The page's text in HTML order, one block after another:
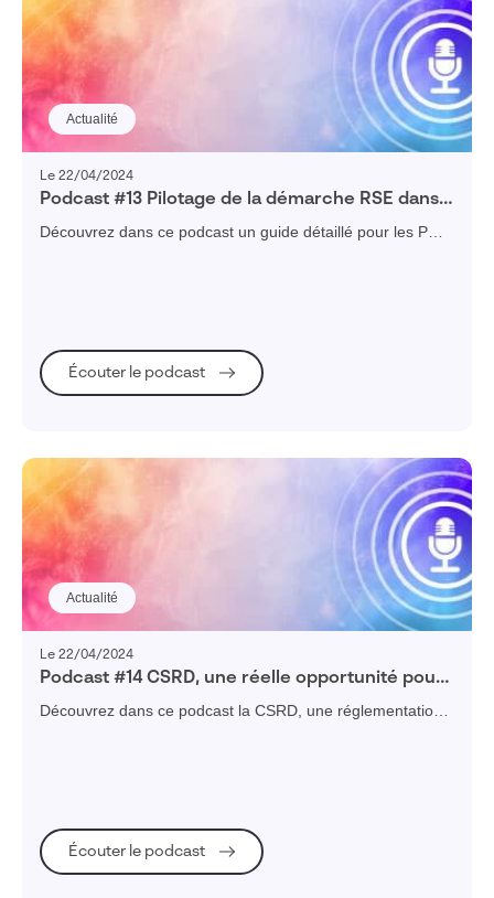
Actualité
Le 22/04/2024
Podcast #13 Pilotage de la démarche RSE dans
une PME
Découvrez dans ce podcast un guide détaillé pour les PME
Écouter le podcast
Actualité
Le 22/04/2024
Podcast #14 CSRD, une réelle opportunité pour
les PME ?
Découvrez dans ce podcast la CSRD, une réglementation
Écouter le podcast